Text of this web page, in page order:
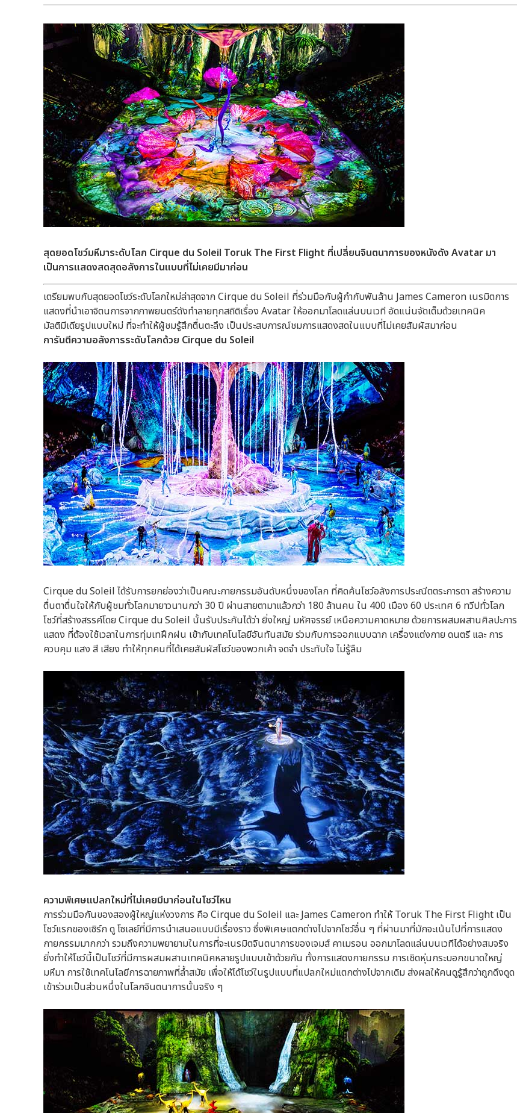
สุดยอดโชว์มหึมาระดับโลก Cirque du Soleil Toruk The First Flight ที่เปลี่ยนจินตนาการของหนังดัง Avatar มา
เป็นการแสดงสดสุดอลังการในแบบที่ไม่เคยมีมาก่อน
เตรียมพบกับสุดยอดโชว์ระดับโลกใหม่ล่าสุดจาก Cirque du Soleil ที่ร่วมมือกับผู้กำกับพันล้าน James Cameron เนรมิตการ
แสดงที่นำเอาจิตนการจากภาพยนตร์ดังทำลายทุกสถิติเรื่อง Avatar ให้ออกมาโลดแล่นบนเวที อัดแน่นจัดเต็มด้วยเทคนิค
มัลติมีเดียรูปแบบใหม่ ที่จะทำให้ผู้ชมรู้สึกตื่นตะลึง เป็นประสบการณ์ชมการแสดงสดในแบบที่ไม่เคยสัมผัสมาก่อน
การันตีความอลังการระดับโลกด้วย Cirque du Soleil
Cirque du Soleil ได้รับการยกย่องว่าเป็นคณะกายกรรมอันดับหนึ่งของโลก ที่คิดค้นโชว์อลังการประณีตตระการตา สร้างความ
ตื่นตาตื่นใจให้กับผู้ชมทั่วโลกมายาวนานกว่า 30 ปี ผ่านสายตามาแล้วกว่า 180 ล้านคน ใน 400 เมือง 60 ประเทศ 6 ทวีปทั่วโลก
โชว์ที่สร้างสรรค์โดย Cirque du Soleil นั้นรับประกันได้ว่า ยิ่งใหญ่ มหัศจรรย์ เหนือความคาดหมาย ด้วยการผสมผสานศิลปะการ
แสดง ที่ต้องใช้เวลาในการทุ่มเทฝึกฝน เข้ากับเทคโนโลยีอันทันสมัย ร่วมกับการออกแบบฉาก เครื่องแต่งกาย ดนตรี และ การ
ควบคุม แสง สี เสียง ทำให้ทุกคนที่ได้เคยสัมผัสโชว์ของพวกเค้า จดจำ ประทับใจ ไม่รู้ลืม
ความพิเศษแปลกใหม่ที่ไม่เคยมีมาก่อนในโชว์ไหน
การร่วมมือกันของสองผู้ใหญ่แห่งวงการ คือ Cirque du Soleil และ James Cameron ทำให้ Toruk The First Flight เป็น
โชว์แรกของเซิร์ก ดู โซเลย์ที่มีการนำเสนอแบบมีเรื่องราว ซึ่งพิเศษแตกต่างไปจากโชว์อื่น ๆ ที่ผ่านมาที่มักจะเน้นไปที่การแสดง
กายกรรมมากกว่า รวมถึงความพยายามในการที่จะเนรมิตจินตนาการของเจมส์ คาเมรอน ออกมาโลดแล่นบนเวทีได้อย่างสมจริง
ยิ่งทำให้โชว์นี้เป็นโชว์ที่มีการผสมผสานเทคนิคหลายรูปแบบเข้าด้วยกัน ทั้งการแสดงกายกรรม การเชิดหุ่นกระบอกขนาดใหญ่
มหึมา การใช้เทคโนโลยีการฉายภาพที่ล้ำสมัย เพื่อให้ได้โชว์ในรูปแบบที่แปลกใหม่แตกต่างไปจากเดิม ส่งผลให้คนดูรู้สึกว่าถูกดึงดูด
เข้าร่วมเป็นส่วนหนึ่งในโลกจินตนาการนั้นจริง ๆ